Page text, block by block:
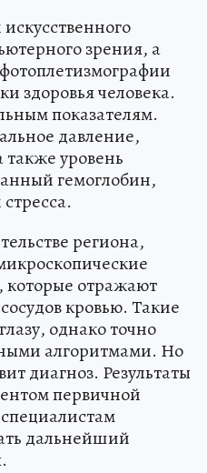
зрения, а
здоровья человека.
показателям.
давление,
также уровень
гемоглобин,
региона,
отражают
кровью. Такие
однако точно
алгоритмами. Но
диагноз. Результаты
первичной
дальнейший